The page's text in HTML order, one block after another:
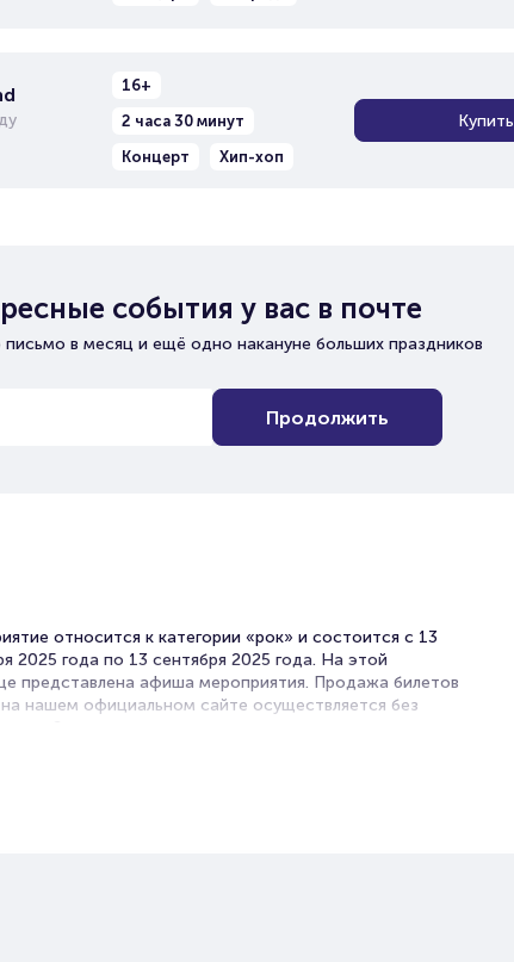
16+
2 часа 30 минут
Концерт
Хип-хоп
Купить
события у вас в почте
в месяц и ещё одно накануне больших праздников
Продолжить
относится к категории «рок» и состоится с 13
2025 года по 13 сентября 2025 года. На этой
представлена афиша мероприятия. Продажа билетов
нашем официальном сайте осуществляется без